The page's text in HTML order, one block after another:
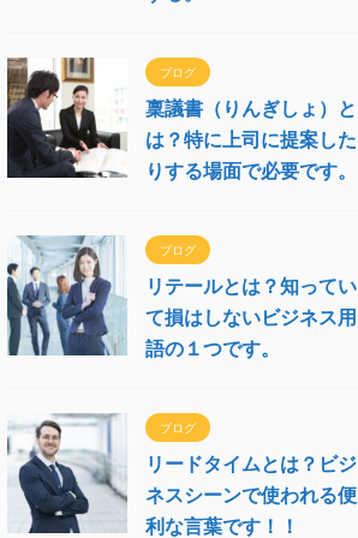
ブログ
稟議書（りんぎしょ）と
は？特に上司に提案した
りする場面で必要です。
ブログ
リテールとは？知ってい
て損はしないビジネス用
語の１つです。
ブログ
リードタイムとは？ビジ
ネスシーンで使われる便
利な言葉です！！